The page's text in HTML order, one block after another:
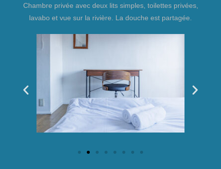
Chambre privée avec deux lits simples, toilettes privées,
lavabo et vue sur la rivière. La douche est partagée.